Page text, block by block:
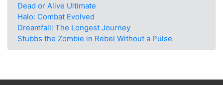
Dead or Alive Ultimate
Halo: Combat Evolved
Dreamfall: The Longest Journey
Stubbs the Zombie in Rebel Without a Pulse